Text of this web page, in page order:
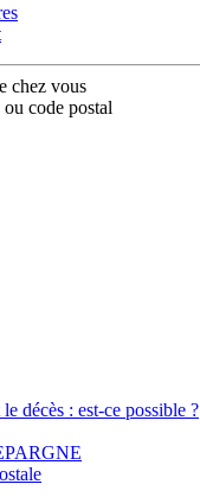
chez vous
code postal
décès : est-ce possible ?